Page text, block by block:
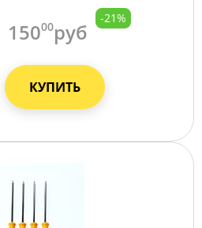
15000руб
-21%
КУПИТЬ